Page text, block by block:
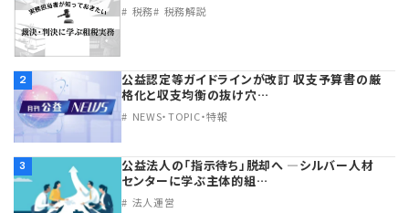
税務 税務解説
2
公益認定等ガイドラインが改訂 収支予算書の厳
格化と収支均衡の抜け穴…
NEWS・TOPIC・特報
3
公益法人の「指示待ち」脱却へ ―シルバー人材
センターに学ぶ主体的組…
法人運営